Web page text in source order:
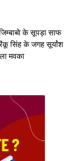
के सूपड़ा साफ
सिंह के जगह सूर्यांश
मवका